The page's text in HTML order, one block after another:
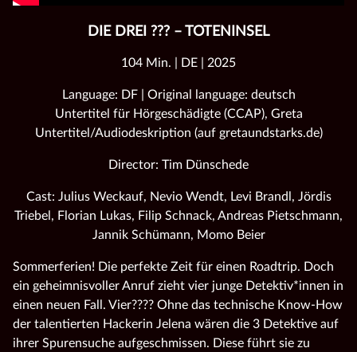
DIE DREI ??? – TOTENINSEL
104 Min. | DE | 2025
Language: DF | Original language: deutsch
Untertitel für Hörgeschädigte (CCAP), Greta
Untertitel/Audiodeskription (auf gretaundstarks.de)
Director: Tim Dünschede
Cast: Julius Weckauf, Nevio Wendt, Levi Brandl, Jördis
Triebel, Florian Lukas, Filip Schnack, Andreas Pietschmann,
Jannik Schümann, Momo Beier
Sommerferien! Die perfekte Zeit für einen Roadtrip. Doch
ein geheimnisvoller Anruf zieht vier junge Detektiv*innen in
einen neuen Fall. Vier???? Ohne das technische Know-How
der talentierten Hackerin Jelena wären die 3 Detektive auf
ihrer Spurensuche aufgeschmissen. Diese führt sie zu